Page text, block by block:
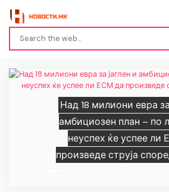
Над 18 милиони евра за јаглен и
амбициозен план – по ланскиот
неуспех ќе успее ли ЕСМ да
произведе струја според планот